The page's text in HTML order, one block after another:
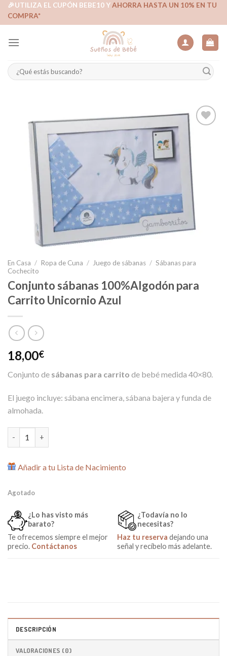
Skip🎉UTILIZA EL CUPÓN BEBE10 YAHORRA HASTA UN 10% EN TU
COMPRA*
Buscar
por:
lista de
deseos
En Casa / Ropa de Cuna / Juego de sábanas / Sábanas para
Cochecito
Conjunto sábanas 100%Algodón para
Carrito Unicornio Azul
18,00€
Conjunto de sábanas para carrito de bebé medida 40×80.
El juego incluye: sábana encimera, sábana bajera y funda de
almohada.
Añadir a tu Lista de Nacimiento
Agotado
¿Lo has visto más
barato?
Te ofrecemos siempre el mejor
precio. Contáctanos
¿Todavía no lo
necesitas?
Haz tu reserva dejando una
señal y recíbelo más adelante.
DESCRIPCIÓN
VALORACIONES (0)